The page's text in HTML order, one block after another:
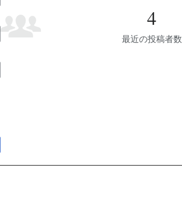
4
最近の投稿者数